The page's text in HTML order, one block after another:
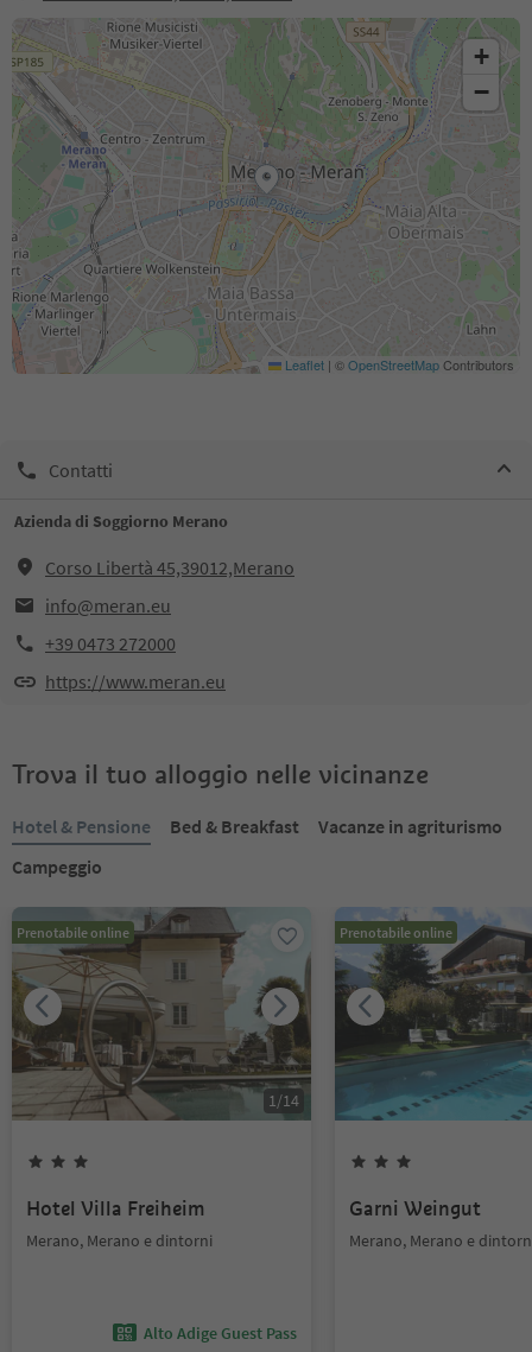
+
−
Leaflet | ©OpenStreetMapContributors
Contatti
Azienda di Soggiorno Merano
Corso Libertà 45,39012,Merano
info@meran.eu
+39 0473 272000
https://www.meran.eu
Trova il tuo alloggio nelle vicinanze
Hotel & Pensione Bed & Breakfast
Vacanze in agriturismo
Campeggio
Prenotabile online
1/14
Hotel Villa Freiheim
Merano, Merano e dintorni
Alto Adige Guest Pass
Prenotabile online
Garni Weingut
Merano, Merano e